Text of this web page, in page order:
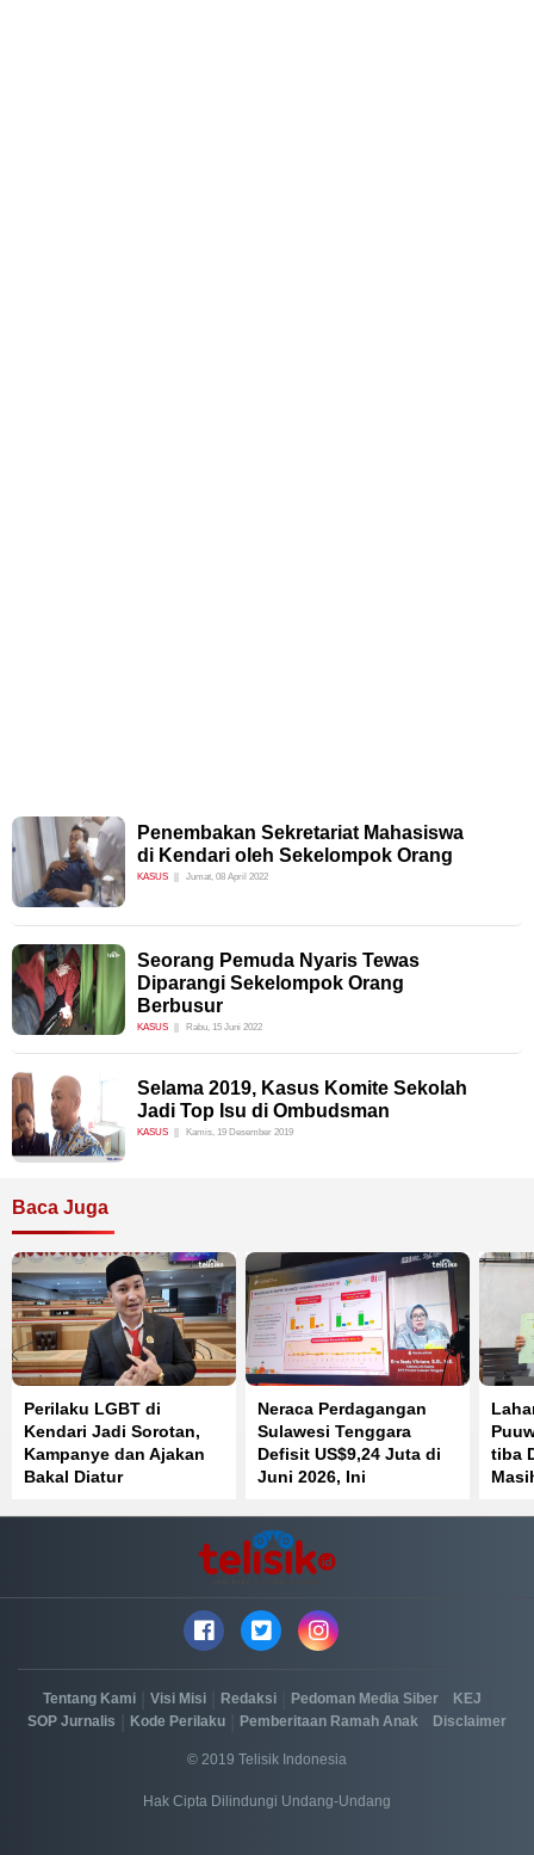
Penembakan Sekretariat Mahasiswa
di Kendari oleh Sekelompok Orang
KASUS Jumat, 08 April 2022
Seorang Pemuda Nyaris Tewas
Diparangi Sekelompok Orang
Berbusur
KASUS Rabu, 15 Juni 2022
Selama 2019, Kasus Komite Sekolah
Jadi Top Isu di Ombudsman
KASUS Kamis, 19 Desember 2019
Baca Juga
Perilaku LGBT di
Kendari Jadi Sorotan,
Kampanye dan Ajakan
Bakal Diatur
Neraca Perdagangan
Sulawesi Tenggara
Defisit US$9,24 Juta di
Juni 2026, Ini
tiba
Tentang Kami Visi Misi Redaksi Pedoman Media Siber KEJ
SOP Jurnalis Kode Perilaku Pemberitaan Ramah Anak Disclaimer
© 2019 Telisik Indonesia
Hak Cipta Dilindungi Undang-Undang